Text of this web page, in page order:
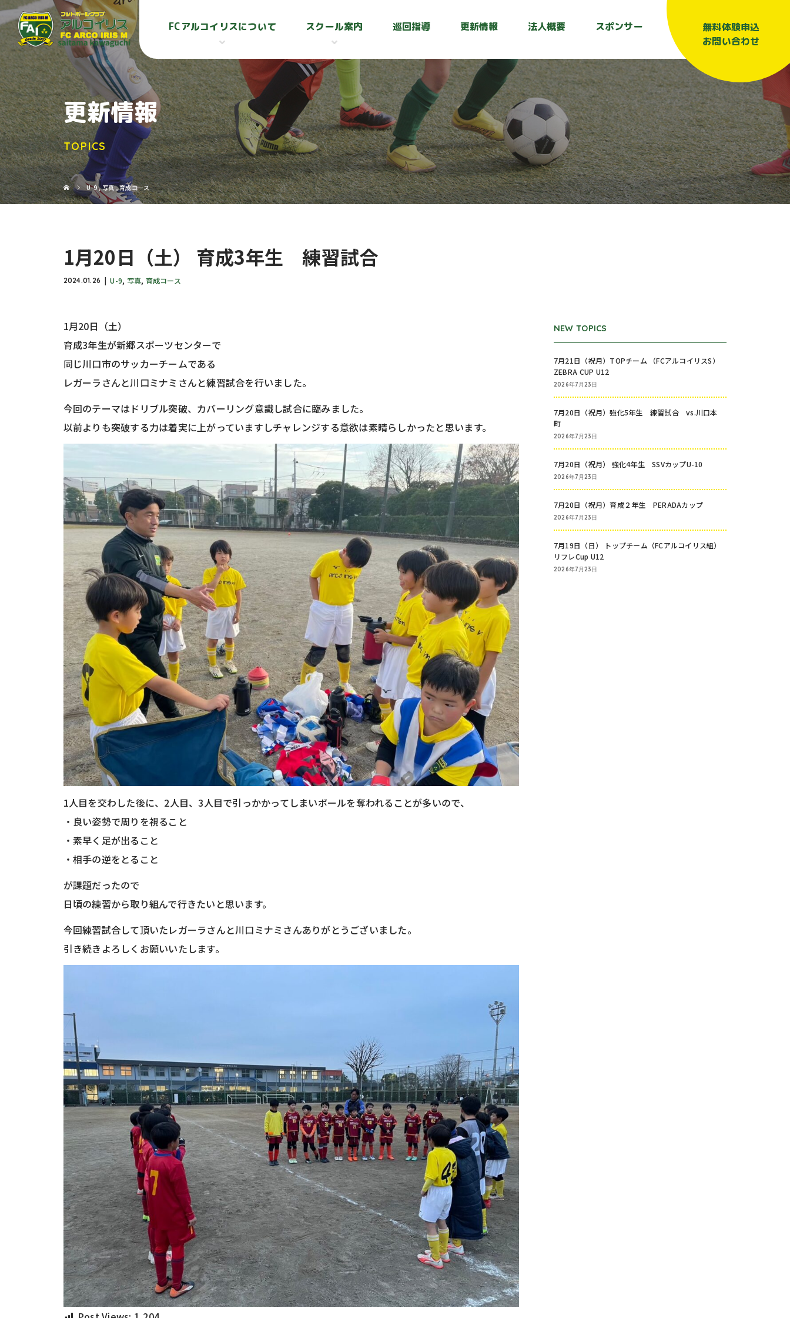
FCアルコイリスについて スクール案内 巡回指導 更新情報 法人概要 スポンサー
無料体験申込
お問い合わせ
更新情報
TOPICS
U-9,写真,育成コース
1月20日（土） 育成3年生 練習試合
2024.01.26 U-9, 写真, 育成コース
1月20日（土）
育成3年生が新郷スポーツセンターで
同じ川口市のサッカーチームである
レガーラさんと川口ミナミさんと練習試合を行いました。
今回のテーマはドリブル突破、カバーリング意識し試合に臨みました。
以前よりも突破する力は着実に上がっていますしチャレンジする意欲は素晴らしかったと思います。
1人目を交わした後に、2人目、3人目で引っかかってしまいボールを奪われることが多いので、
・良い姿勢で周りを視ること
・素早く足が出ること
・相手の逆をとること
が課題だったので
日頃の練習から取り組んで行きたいと思います。
今回練習試合して頂いたレガーラさんと川口ミナミさんありがとうございました。
引き続きよろしくお願いいたします。
NEW TOPICS
7月21日（祝月）TOPチーム （FCアルコイリスS）
ZEBRA CUP U12
2026年7月23日
7月20日（祝月）強化5年生 練習試合 vs.川口本
町
2026年7月23日
7月20日（祝月） 強化4年生 SSVカップU-10
2026年7月23日
7月20日（祝月）育成２年生 PERADAカップ
2026年7月23日
7月19日（日） トップチーム（FCアルコイリス組）
リフレCup U12
2026年7月23日